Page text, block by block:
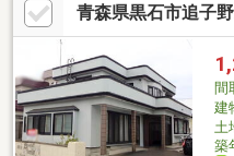
青森県黒石市追子
間
建
土
築